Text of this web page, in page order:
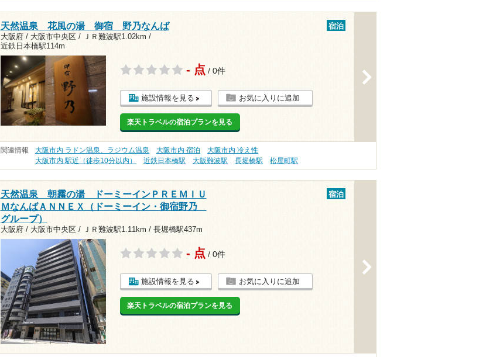
天然温泉 花風の湯 御宿 野乃なんば
大阪府 / 大阪市中央区 / ＪＲ難波駅1.02km /
近鉄日本橋駅114m
宿泊
- 点 / 0件
施設情報を見る お気に入りに追加
楽天トラベルの宿泊プランを見る
関連情報 大阪市内 ラドン温泉、ラジウム温泉 大阪市内 宿泊
大阪市内 冷え性
大阪市内 駅近（徒歩10分以内）
近鉄日本橋駅 大阪難波駅 長堀橋駅 松屋町駅
天然温泉 朝霧の湯 ドーミーインＰＲＥＭＩＵ
ＭなんばＡＮＮＥＸ（ドーミーイン・御宿野乃
グループ）
大阪府 / 大阪市中央区 / ＪＲ難波駅1.11km / 長堀橋駅437m
宿泊
- 点 / 0件
施設情報を見る お気に入りに追加
楽天トラベルの宿泊プランを見る